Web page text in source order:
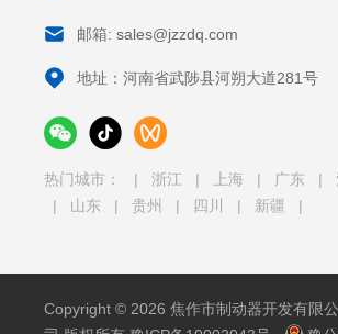
邮箱: sales@jzzdq.com
地址：河南省武陟县河朔大道281号
热门城市： | 浙江 | 上海 | 广东 |
| 山东 | 贵州 | 四川 | 新疆 |
Copyright © 2026 焦作市制动器开发有限公